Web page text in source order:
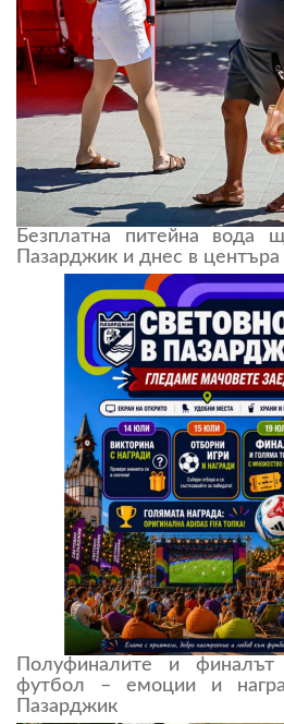
Безплатна питейна вода
Пазарджик и днес в центъра
Полуфиналите и
футбол – емоции и
Пазарджик